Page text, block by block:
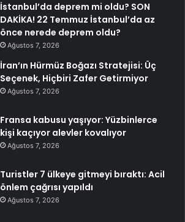
İstanbul’da deprem mi oldu? SON
DAKİKA! 22 Temmuz İstanbul’da az
önce nerede deprem oldu?
Ağustos 7, 2026
İran’ın Hürmüz Boğazı Stratejisi: Üç
Seçenek, Hiçbiri Zafer Getirmiyor
Ağustos 7, 2026
Fransa kabusu yaşıyor: Yüzbinlerce
kişi kaçıyor alevler kovalıyor
Ağustos 7, 2026
Turistler 7 ülkeye gitmeyi bıraktı: Acil
önlem çağrısı yapıldı
Ağustos 7, 2026